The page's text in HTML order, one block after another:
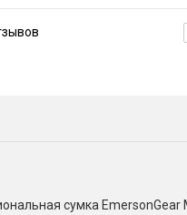
сумка EmersonGear